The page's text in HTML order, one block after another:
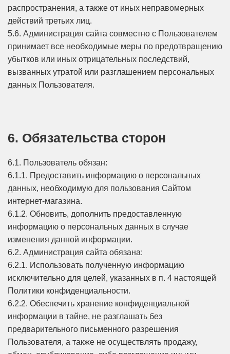
распространения, а также от иных неправомерных
действий третьих лиц.
5.6. Администрация сайта совместно с Пользователем
принимает все необходимые меры по предотвращению
убытков или иных отрицательных последствий,
вызванных утратой или разглашением персональных
данных Пользователя.
6. Обязательства сторон
6.1. Пользователь обязан:
6.1.1. Предоставить информацию о персональных
данных, необходимую для пользования Сайтом
интернет-магазина.
6.1.2. Обновить, дополнить предоставленную
информацию о персональных данных в случае
изменения данной информации.
6.2. Администрация сайта обязана:
6.2.1. Использовать полученную информацию
исключительно для целей, указанных в п. 4 настоящей
Политики конфиденциальности.
6.2.2. Обеспечить хранение конфиденциальной
информации в тайне, не разглашать без
предварительного письменного разрешения
Пользователя, а также не осуществлять продажу,